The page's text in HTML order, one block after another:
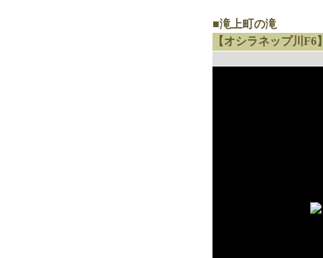
■滝上町の滝
【オシラネップ川F6】